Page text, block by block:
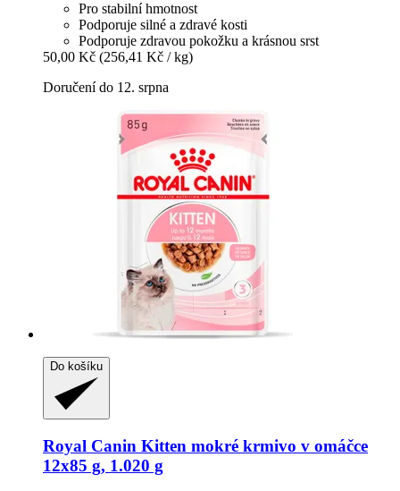
Pro stabilní hmotnost
Podporuje silné a zdravé kosti
Podporuje zdravou pokožku a krásnou srst
50,00 Kč (256,41 Kč / kg)
Doručení do 12. srpna
Do košíku
Royal Canin Kitten mokré krmivo v omáčce
12x85 g, 1.020 g